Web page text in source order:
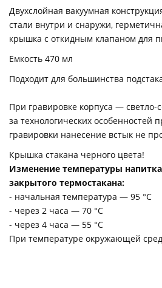
Двухслойная вакуумная
стали внутри и снаружи,
крышка с откидным клапаном для
Емкость 470 мл
Подходит для большинства
При гравировке корпуса —
за технологических особенностей
гравировки нанесение встык не
Крышка стакана черного цвета!
Изменение температуры
закрытого термостакана:
- начальная температура — 95 °С
- через 2 часа — 70 °С
- через 4 часа — 55 °С
При температуре окружающей